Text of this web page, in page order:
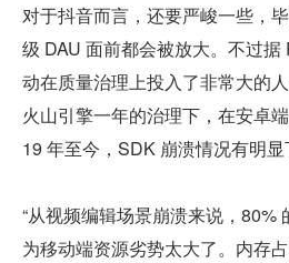
对于抖音而言，还要严峻一些，
级 DAU 面前都会被放大。不过
动在质量治理上投入了非常大的
火山引擎一年的治理下，在安卓
19 年至今，SDK 崩溃情况有明显
“从视频编辑场景崩溃来说，80%
为移动端资源劣势太大了。内存